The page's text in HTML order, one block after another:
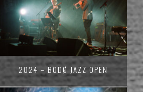
2024 – BODØ JAZZ OPEN